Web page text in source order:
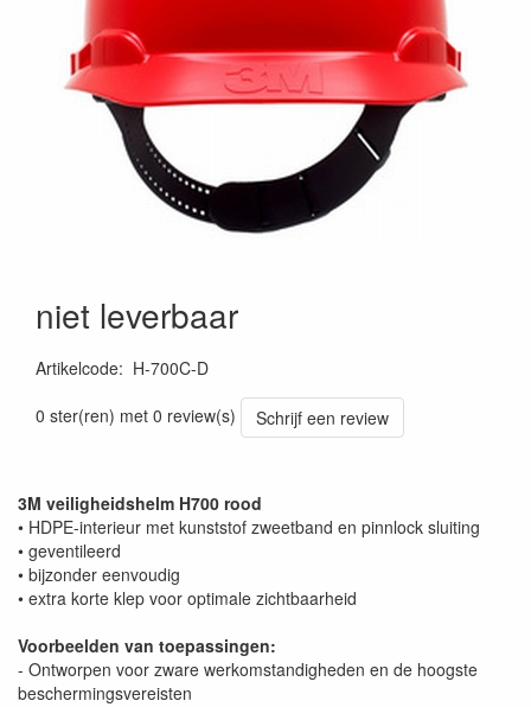
niet leverbaar
Artikelcode: H-700C-D
0 ster(ren) met 0 review(s)
Schrijf een review
3M veiligheidshelm H700 rood
• HDPE-interieur met kunststof zweetband en pinnlock sluiting
• geventileerd
• bijzonder eenvoudig
• extra korte klep voor optimale zichtbaarheid
Voorbeelden van toepassingen:
- Ontworpen voor zware werkomstandigheden en de hoogste
beschermingsvereisten